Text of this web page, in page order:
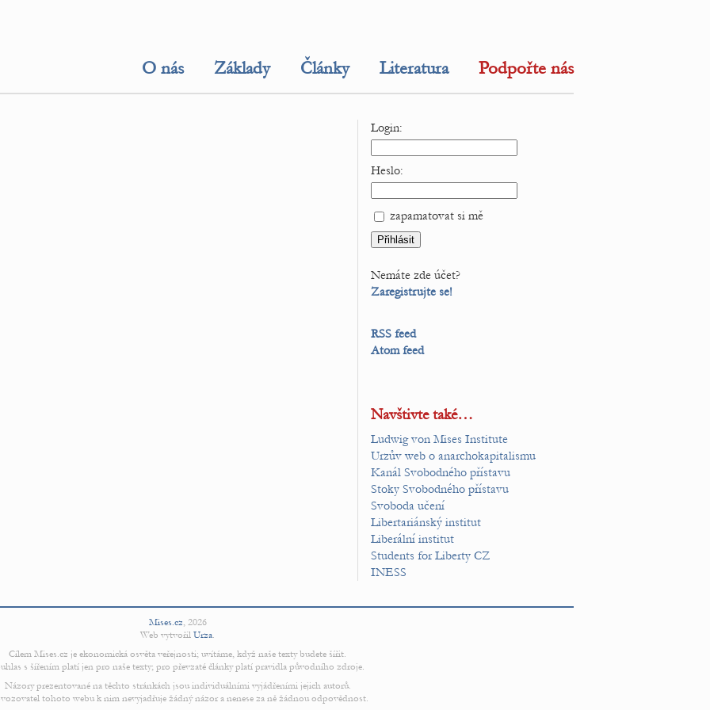
O nás Základy Články Literatura Podpořte nás
Login:
Heslo:
zapamatovat si mě
Nemáte zde účet?
Zaregistrujte se!
RSS feed
Atom feed
Navštivte také…
Ludwig von Mises Institute
Urzův web o anarchokapitalismu
Kanál Svobodného přístavu
Stoky Svobodného přístavu
Svoboda učení
Libertariánský institut
Liberální institut
Students for Liberty CZ
INESS
Mises.cz, 2026
Web vytvořil Urza.
Cílem Mises.cz je ekonomická osvěta veřejnosti; uvítáme, když naše texty budete šířit.
s šířením platí jen pro naše texty; pro převzaté články platí pravidla původního zdroje.
Názory prezentované na těchto stránkách jsou individuálními vyjádřeními jejich autorů.
tohoto webu k nim nevyjadřuje žádný názor a nenese za ně žádnou odpovědnost.